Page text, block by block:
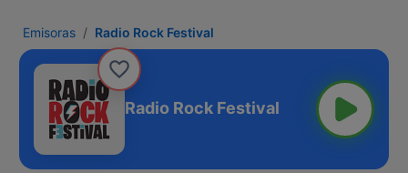
Emisoras Radio Rock Festival
Radio Rock Festival